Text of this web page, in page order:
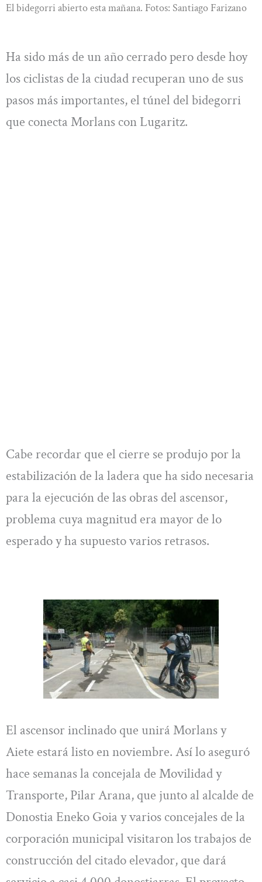
El bidegorri abierto esta mañana. Fotos: Santiago Farizano
Ha sido más de un año cerrado pero desde hoy
los ciclistas de la ciudad recuperan uno de sus
pasos más importantes, el túnel del bidegorri
que conecta Morlans con Lugaritz.
Cabe recordar que el cierre se produjo por la
estabilización de la ladera que ha sido necesaria
para la ejecución de las obras del ascensor,
problema cuya magnitud era mayor de lo
esperado y ha supuesto varios retrasos.
El ascensor inclinado que unirá Morlans y
Aiete estará listo en noviembre. Así lo aseguró
hace semanas la concejala de Movilidad y
Transporte, Pilar Arana, que junto al alcalde de
Donostia Eneko Goia y varios concejales de la
corporación municipal visitaron los trabajos de
construcción del citado elevador, que dará